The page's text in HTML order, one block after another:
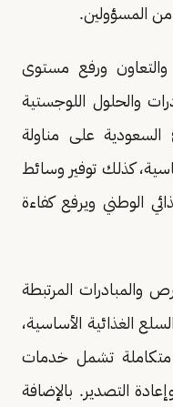
المسؤولين.
والتعاون ورفع مستوى
والحلول اللوجستية
السعودية على مناولة
كذلك توفير وسائط
الوطني ويرفع كفاءة
والمبادرات المرتبطة
الغذائية الأساسية،
متكاملة تشمل خدمات
التصدير. بالإضافة